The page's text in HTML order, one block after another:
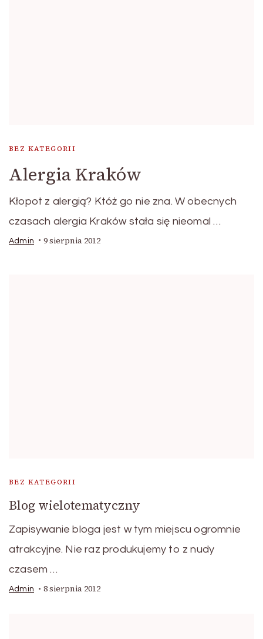
BEZ KATEGORII
Alergia Kraków
Kłopot z alergią? Któż go nie zna. W obecnych
czasach alergia Kraków stała się nieomal …
Admin 9 sierpnia 2012
BEZ KATEGORII
Blog wielotematyczny
Zapisywanie bloga jest w tym miejscu ogromnie
atrakcyjne. Nie raz produkujemy to z nudy
czasem …
Admin 8 sierpnia 2012